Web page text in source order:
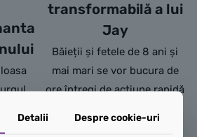
cu
transformabilă a lui
Jay
Băieții și fetele de 8 ani și
mai mari se vor bucura de
ore întregi de acțiune rapidă
LEGO® NINJAGO® Mașina
Detalii Despre cookie-uri